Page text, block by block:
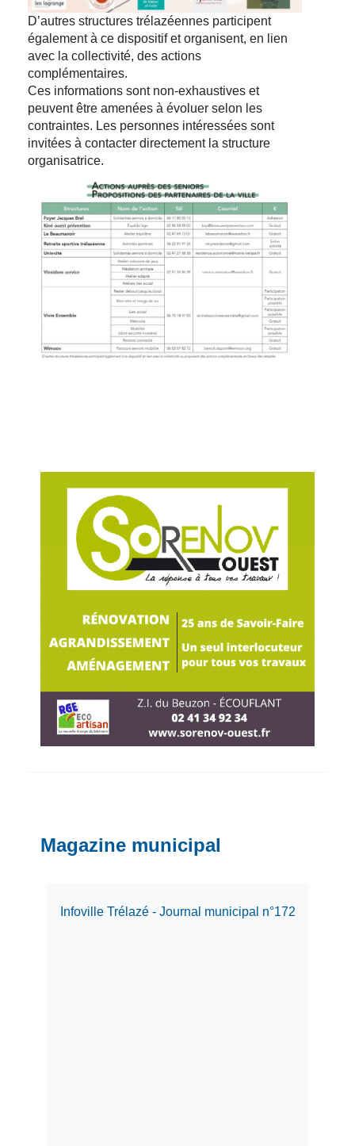
D’autres structures trélazéennes participent
également à ce dispositif et organisent, en lien
avec la collectivité, des actions
complémentaires.
Ces informations sont non-exhaustives et
peuvent être amenées à évoluer selon les
contraintes. Les personnes intéressées sont
invitées à contacter directement la structure
organisatrice.
Magazine municipal
Infoville Trélazé - Journal municipal n°172